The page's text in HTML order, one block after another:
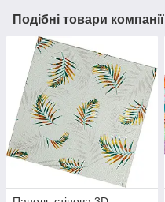
Подібні товари компанії